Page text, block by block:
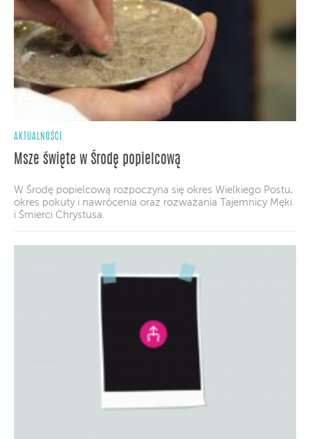
AKTUALNOŚCI
Msze święte w Środę popielcową
W Środę popielcową rozpoczyna się okres Wielkiego Postu,
okres pokuty i nawrócenia oraz rozważania Tajemnicy Męki
i Śmierci Chrystusa.